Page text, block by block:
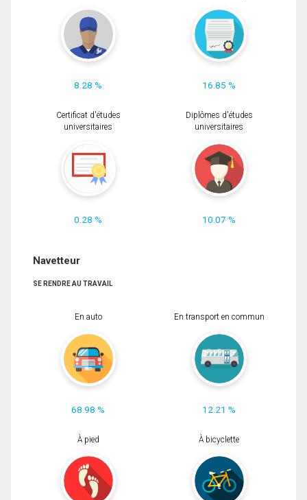
8.28 % 16.85 %
Certificat d'études
universitaires
0.28 %
Diplômes d'études
universitaires
10.07 %
Navetteur
SE RENDRE AU TRAVAIL
En auto
68.98 %
En transport en commun
12.21 %
À pied À bicyclette